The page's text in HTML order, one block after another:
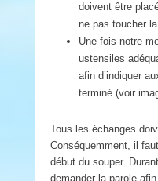
doivent être
ne pas toucher
Une fois notre
ustensiles
afin d’indiquer
terminé (voir
Tous les échanges
Conséquemment, il
début du souper.
demander la parole